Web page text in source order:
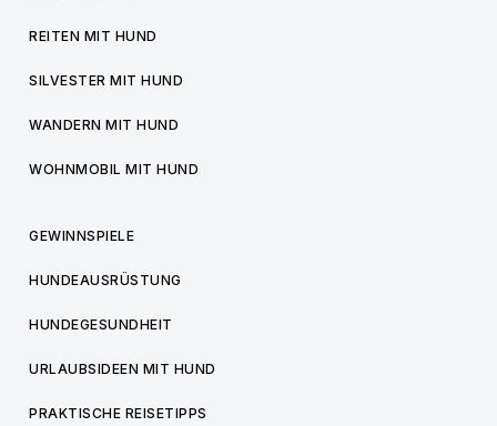
REITEN MIT HUND
SILVESTER MIT HUND
WANDERN MIT HUND
WOHNMOBIL MIT HUND
GEWINNSPIELE
HUNDEAUSRÜSTUNG
HUNDEGESUNDHEIT
URLAUBSIDEEN MIT HUND
PRAKTISCHE REISETIPPS